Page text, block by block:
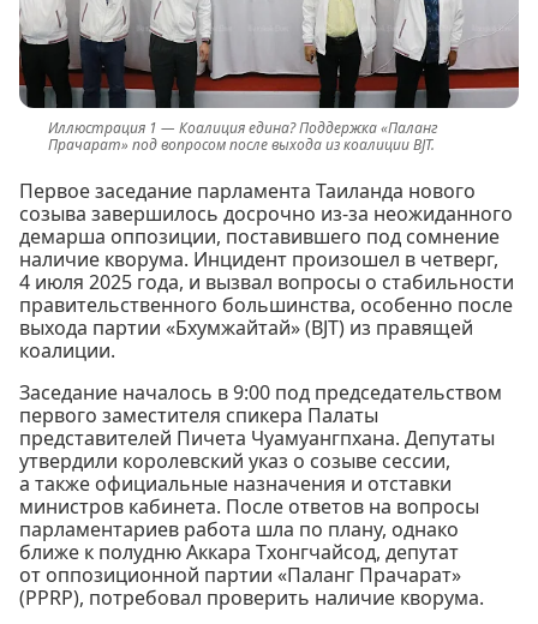
Коалиция едина? Поддержка «Паланг
Прачарат» под вопросом после выхода из коалиции BJT.
Первое заседание парламента Таиланда нового
созыва завершилось досрочно из-за неожиданного
демарша оппозиции, поставившего под сомнение
наличие кворума. Инцидент произошел в четверг,
4 июля 2025 года, и вызвал вопросы о стабильности
правительственного большинства, особенно после
выхода партии «Бхумжайтай» (BJT) из правящей
коалиции.
Заседание началось в 9:00 под председательством
первого заместителя спикера Палаты
представителей Пичета Чуамуангпхана. Депутаты
утвердили королевский указ о созыве сессии,
а также официальные назначения и отставки
министров кабинета. После ответов на вопросы
парламентариев работа шла по плану, однако
ближе к полудню Аккара Тхонгчайсод, депутат
от оппозиционной партии «Паланг Прачарат»
(PPRP), потребовал проверить наличие кворума.